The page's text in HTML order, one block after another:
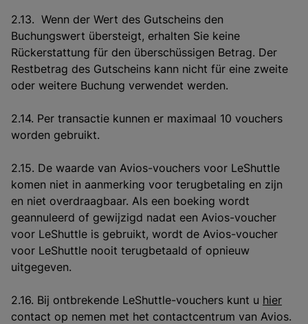
2.13. Wenn der Wert des Gutscheins den
Buchungswert übersteigt, erhalten Sie keine
Rückerstattung für den überschüssigen Betrag. Der
Restbetrag des Gutscheins kann nicht für eine zweite
oder weitere Buchung verwendet werden.
2.14. Per transactie kunnen er maximaal 10 vouchers
worden gebruikt.
2.15. De waarde van Avios-vouchers voor LeShuttle
komen niet in aanmerking voor terugbetaling en zijn
en niet overdraagbaar. Als een boeking wordt
geannuleerd of gewijzigd nadat een Avios-voucher
voor LeShuttle is gebruikt, wordt de Avios-voucher
voor LeShuttle nooit terugbetaald of opnieuw
uitgegeven.
2.16. Bij ontbrekende LeShuttle-vouchers kunt u hier
contact op nemen met het contactcentrum van Avios.